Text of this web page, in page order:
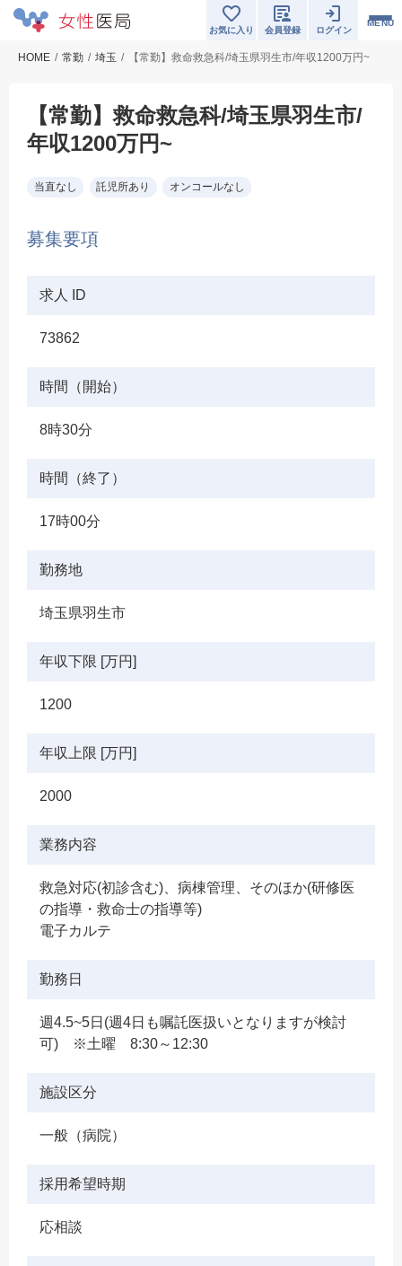
MENU
お気に入り 会員登録 ログイン
HOME 常勤 埼玉 【常勤】救命救急科/埼玉県羽生市/年収1200万円~
【常勤】救命救急科/埼玉県羽生市/
年収1200万円~
当直なし 託児所あり オンコールなし
募集要項
求人 ID
73862
時間（開始）
8時30分
時間（終了）
17時00分
勤務地
埼玉県羽生市
年収下限 [万円]
1200
年収上限 [万円]
2000
業務内容
救急対応(初診含む)、病棟管理、そのほか(研修医
の指導・救命士の指導等)
電子カルテ
勤務日
週4.5~5日(週4日も嘱託医扱いとなりますが検討
可) ※土曜 8:30～12:30
施設区分
一般（病院）
採用希望時期
応相談